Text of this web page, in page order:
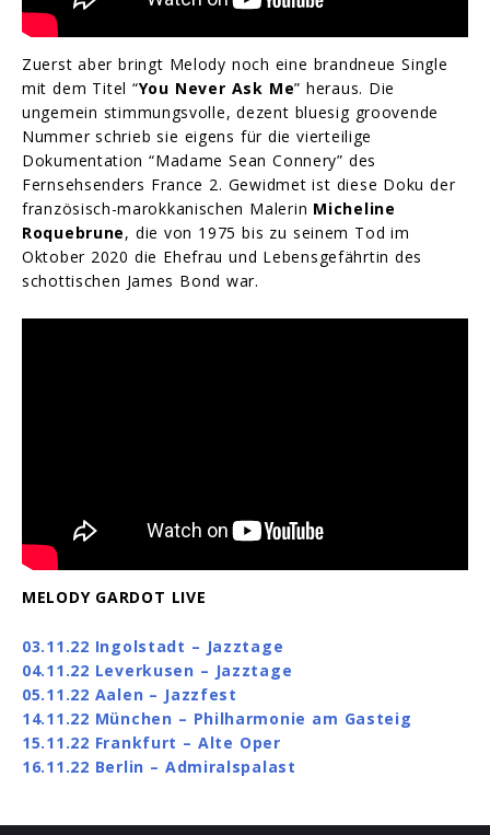
Zuerst aber bringt Melody noch eine brandneue Single
mit dem Titel “You Never Ask Me” heraus. Die
ungemein stimmungsvolle, dezent bluesig groovende
Nummer schrieb sie eigens für die vierteilige
Dokumentation “Madame Sean Connery” des
Fernsehsenders France 2. Gewidmet ist diese Doku der
französisch-marokkanischen Malerin Micheline
Roquebrune, die von 1975 bis zu seinem Tod im
Oktober 2020 die Ehefrau und Lebensgefährtin des
schottischen James Bond war.
MELODY GARDOT LIVE
03.11.22 Ingolstadt – Jazztage
04.11.22 Leverkusen – Jazztage
05.11.22 Aalen – Jazzfest
14.11.22 München – Philharmonie am Gasteig
15.11.22 Frankfurt – Alte Oper
16.11.22 Berlin – Admiralspalast